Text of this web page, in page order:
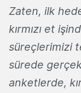
Zaten, ilk
kırmızı et
süreçlerimizi
sürede
anketlerde,